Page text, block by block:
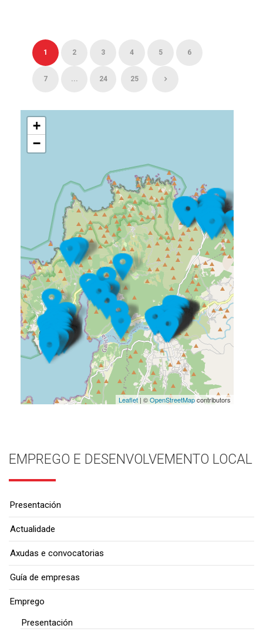
1 2 3 4 5 6
7 ... 24 25
+
−
Leaflet| ©OpenStreetMapcontributors
EMPREGO E DESENVOLVEMENTO LOCAL
Presentación
Actualidade
Axudas e convocatorias
Guía de empresas
Emprego
Presentación